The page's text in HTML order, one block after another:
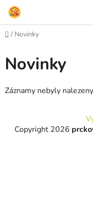
Přejít
obsah
Domů
/ Novinky
Novinky
Záznamy nebyly
Copyright 2026